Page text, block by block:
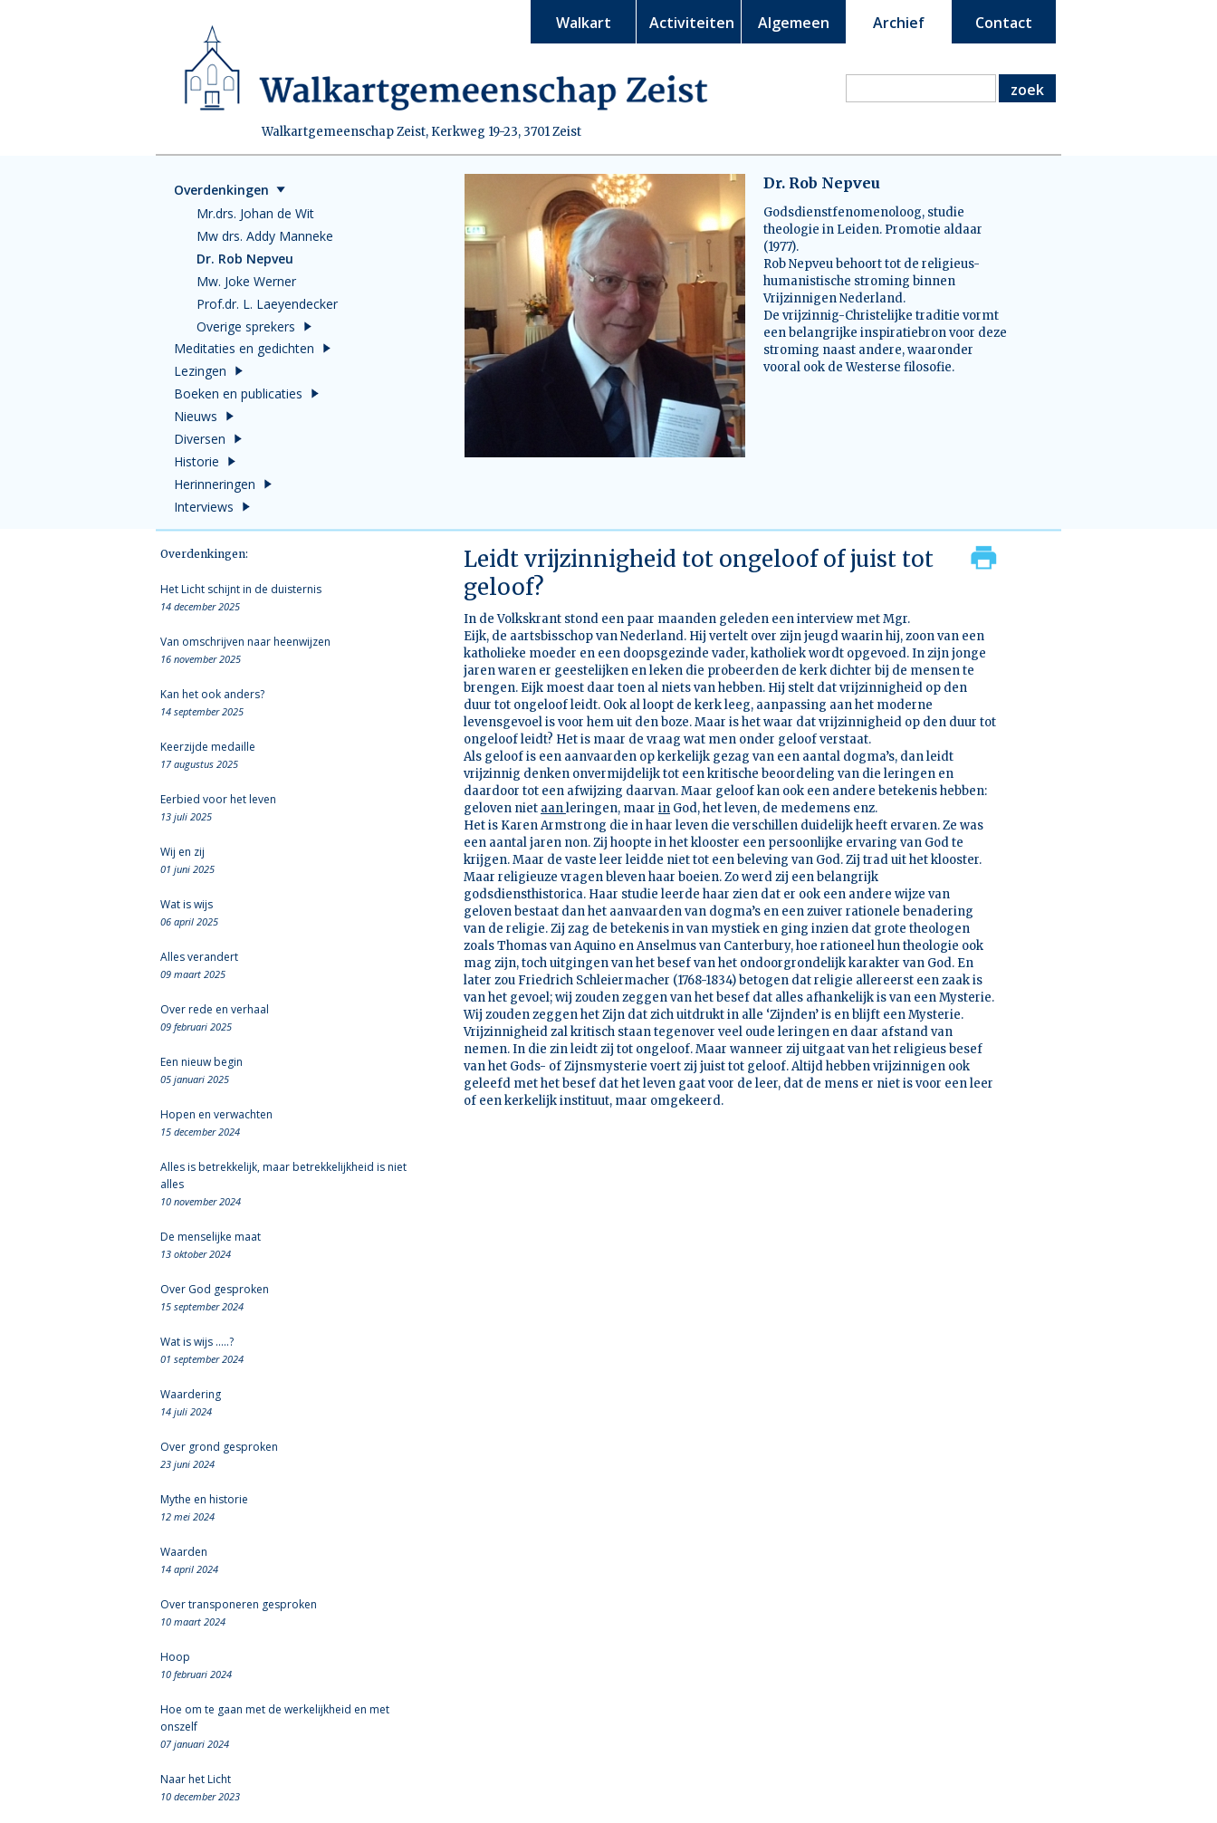
Walkartgemeenschap Zeist, Kerkweg 19-23, 3701 Zeist
Walkart Activiteiten Algemeen Archief Contact
zoek
Overdenkingen
Mr.drs. Johan de Wit
Mw drs. Addy Manneke
Dr. Rob Nepveu
Mw. Joke Werner
Prof.dr. L. Laeyendecker
Overige sprekers
Meditaties en gedichten
Lezingen
Boeken en publicaties
Nieuws
Diversen
Historie
Herinneringen
Interviews
Dr. Rob Nepveu
Godsdienstfenomenoloog, studie
theologie in Leiden. Promotie aldaar
(1977).
Rob Nepveu behoort tot de religieus-
humanistische stroming binnen
Vrijzinnigen Nederland.
De vrijzinnig-Christelijke traditie vormt
een belangrijke inspiratiebron voor deze
stroming naast andere, waaronder
vooral ook de Westerse filosofie.
Overdenkingen:
Het Licht schijnt in de duisternis
14 december 2025
Van omschrijven naar heenwijzen
16 november 2025
Kan het ook anders?
14 september 2025
Keerzijde medaille
17 augustus 2025
Eerbied voor het leven
13 juli 2025
Wij en zij
01 juni 2025
Wat is wijs
06 april 2025
Alles verandert
09 maart 2025
Over rede en verhaal
09 februari 2025
Een nieuw begin
05 januari 2025
Hopen en verwachten
15 december 2024
Alles is betrekkelijk, maar betrekkelijkheid is niet
alles
10 november 2024
De menselijke maat
13 oktober 2024
Over God gesproken
15 september 2024
Wat is wijs .....?
01 september 2024
Waardering
14 juli 2024
Over grond gesproken
23 juni 2024
Mythe en historie
12 mei 2024
Waarden
14 april 2024
Over transponeren gesproken
10 maart 2024
Hoop
10 februari 2024
Hoe om te gaan met de werkelijkheid en met
onszelf
07 januari 2024
Naar het Licht
10 december 2023
Leidt vrijzinnigheid tot ongeloof of juist tot
geloof?
In de Volkskrant stond een paar maanden geleden een interview met Mgr.
Eijk, de aartsbisschop van Nederland. Hij vertelt over zijn jeugd waarin hij, zoon van een
katholieke moeder en een doopsgezinde vader, katholiek wordt opgevoed. In zijn jonge
jaren waren er geestelijken en leken die probeerden de kerk dichter bij de mensen te
brengen. Eijk moest daar toen al niets van hebben. Hij stelt dat vrijzinnigheid op den
duur tot ongeloof leidt. Ook al loopt de kerk leeg, aanpassing aan het moderne
levensgevoel is voor hem uit den boze. Maar is het waar dat vrijzinnigheid op den duur tot
ongeloof leidt? Het is maar de vraag wat men onder geloof verstaat.
Als geloof is een aanvaarden op kerkelijk gezag van een aantal dogma’s, dan leidt
vrijzinnig denken onvermijdelijk tot een kritische beoordeling van die leringen en
daardoor tot een afwijzing daarvan. Maar geloof kan ook een andere betekenis hebben:
geloven niet aanleringen, maar in God, het leven, de medemens enz.
Het is Karen Armstrong die in haar leven die verschillen duidelijk heeft ervaren. Ze was
een aantal jaren non. Zij hoopte in het klooster een persoonlijke ervaring van God te
krijgen. Maar de vaste leer leidde niet tot een beleving van God. Zij trad uit het klooster.
Maar religieuze vragen bleven haar boeien. Zo werd zij een belangrijk
godsdiensthistorica. Haar studie leerde haar zien dat er ook een andere wijze van
geloven bestaat dan het aanvaarden van dogma’s en een zuiver rationele benadering
van de religie. Zij zag de betekenis in van mystiek en ging inzien dat grote theologen
zoals Thomas van Aquino en Anselmus van Canterbury, hoe rationeel hun theologie ook
mag zijn, toch uitgingen van het besef van het ondoorgrondelijk karakter van God. En
later zou Friedrich Schleiermacher (1768-1834) betogen dat religie allereerst een zaak is
van het gevoel; wij zouden zeggen van het besef dat alles afhankelijk is van een Mysterie.
Wij zouden zeggen het Zijn dat zich uitdrukt in alle ‘Zijnden’ is en blijft een Mysterie.
Vrijzinnigheid zal kritisch staan tegenover veel oude leringen en daar afstand van
nemen. In die zin leidt zij tot ongeloof. Maar wanneer zij uitgaat van het religieus besef
van het Gods- of Zijnsmysterie voert zij juist tot geloof. Altijd hebben vrijzinnigen ook
geleefd met het besef dat het leven gaat voor de leer, dat de mens er niet is voor een leer
of een kerkelijk instituut, maar omgekeerd.